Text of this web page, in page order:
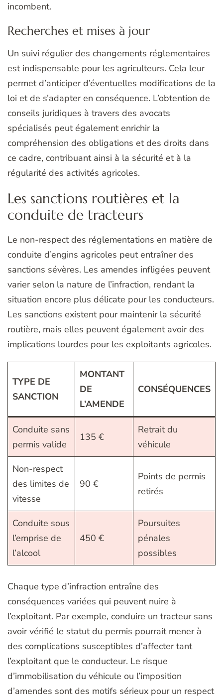
incombent.
Recherches et mises à jour
Un suivi régulier des changements réglementaires
est indispensable pour les agriculteurs. Cela leur
permet d’anticiper d’éventuelles modifications de la
loi et de s’adapter en conséquence. L’obtention de
conseils juridiques à travers des avocats
spécialisés peut également enrichir la
compréhension des obligations et des droits dans
ce cadre, contribuant ainsi à la sécurité et à la
régularité des activités agricoles.
Les sanctions routières et la
conduite de tracteurs
Le non-respect des réglementations en matière de
conduite d’engins agricoles peut entraîner des
sanctions sévères. Les amendes infligées peuvent
varier selon la nature de l’infraction, rendant la
situation encore plus délicate pour les conducteurs.
Les sanctions existent pour maintenir la sécurité
routière, mais elles peuvent également avoir des
implications lourdes pour les exploitants agricoles.
TYPE DE
SANCTION
MONTANT
DE
L’AMENDE
CONSÉQUENCES
Conduite sans
permis valide
135 €
Retrait du
véhicule
Non-respect
des limites de
vitesse
90 €
Points de permis
retirés
Conduite sous
l’emprise de
l’alcool
450 €
Poursuites
pénales
possibles
Chaque type d’infraction entraîne des
conséquences variées qui peuvent nuire à
l’exploitant. Par exemple, conduire un tracteur sans
avoir vérifié le statut du permis pourrait mener à
des complications susceptibles d’affecter tant
l’exploitant que le conducteur. Le risque
d’immobilisation du véhicule ou l’imposition
d’amendes sont des motifs sérieux pour un respect